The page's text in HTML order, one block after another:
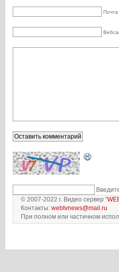
Почта
© 2007-2022 г. Видео сервер "
Контакты: webtvnews@mail.ru
При полном или частичном